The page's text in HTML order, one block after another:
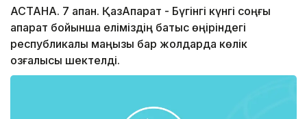
АСТАНА. 7 ақпан. ҚазАқпарат - Бүгінгі күнгі соңғы
ақпарат бойынша еліміздің батыс өңіріндегі
республикалық маңызы бар жолдарда көлік
қозғалысы шектелді.